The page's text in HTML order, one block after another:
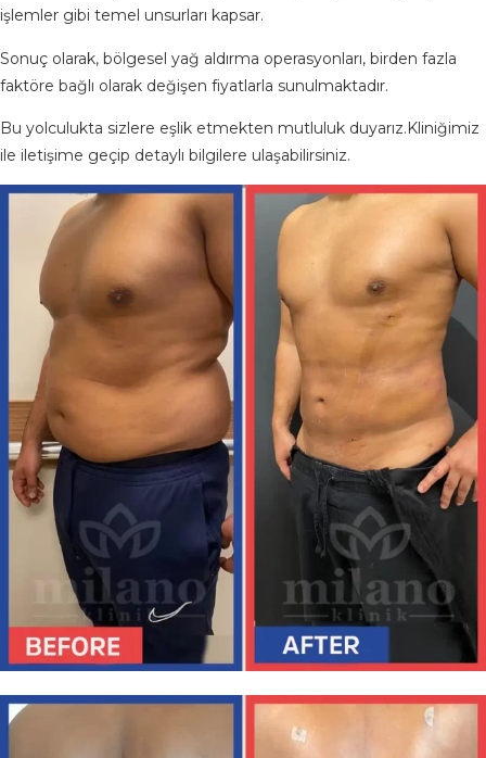
işlemler gibi temel unsurları kapsar.
Sonuç olarak, bölgesel yağ aldırma operasyonları, birden fazla
faktöre bağlı olarak değişen fiyatlarla sunulmaktadır.
Bu yolculukta sizlere eşlik etmekten mutluluk duyarız.Kliniğimiz
ile iletişime geçip detaylı bilgilere ulaşabilirsiniz.